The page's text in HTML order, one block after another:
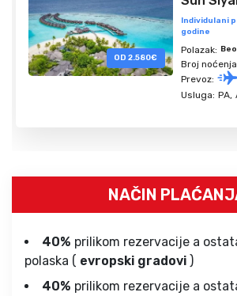
OD 2.580€
Individulani
godine
Polazak:
Broj
Prevoz:
Usluga: PA
NAČIN
40% prilikom rezervacije a
polaska ( evropski gradovi )
40% prilikom rezervacije a